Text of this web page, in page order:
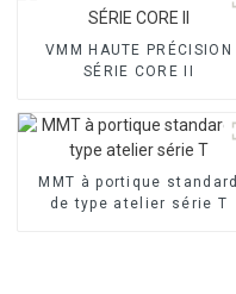
VMM HAUTE PRÉCISION
SÉRIE CORE II
MMT à portique standard
de type atelier série T